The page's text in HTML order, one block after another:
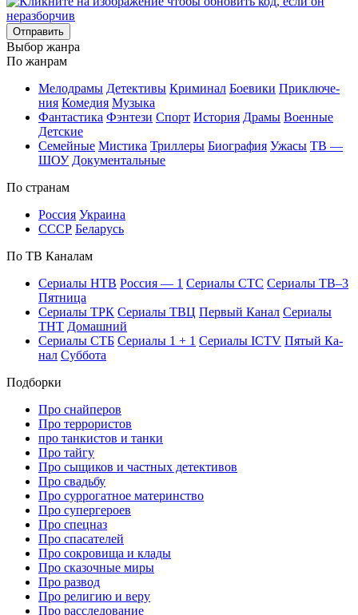
Отправить
Вы­бор жан­ра
По жан­рам
Ме­ло­дра­мы Де­тек­ти­вы Кри­ми­нал Бое­ви­ки При­клю­че­
ния Ко­ме­дия Му­зы­ка
Фан­та­сти­ка Фэн­те­зи Спорт Ис­то­рия Дра­мы Во­ен­ные
Дет­ские
Се­мей­ные Мис­ти­ка Трил­ле­ры Био­гра­фия Ужа­сы ТВ —
ШОУ До­ку­мен­таль­ные
По стра­нам
Рос­сия Ук­раи­на
СССР Бе­ла­русь
По ТВ Ка­на­лам
Се­риа­лы НТВ Рос­сия — 1 Се­риа­лы СТС Се­риа­лы ТВ–3
Пят­ни­ца
Се­риа­лы ТРК Се­риа­лы ТВЦ Пер­вый Ка­нал Се­риа­лы
ТНТ До­маш­ний
Се­риа­лы СТБ Се­риа­лы 1 + 1 Се­риа­лы ICTV Пя­тый Ка­
нал Суб­бо­та
Подборки
Про снайперов
Про террористов
про танкистов и танки
Про тайгу
Про сыщиков и частных детективов
Про свадьбу
Про суррогатное материнство
Про супергероев
Про спецназ
Про спасателей
Про сокровища и клады
Про сказочные миры
Про развод
Про религию и веру
Про расследование